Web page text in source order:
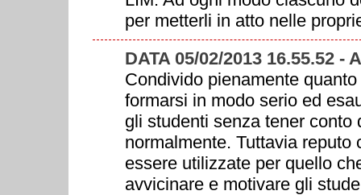
per metterli in atto nelle
DATA 05/02/2013 16.55.52 -
Condivido pienamente
formarsi in modo serio ed
gli studenti senza tener
normalmente. Tuttavia
essere utilizzate per quello
avvicinare e motivare gli